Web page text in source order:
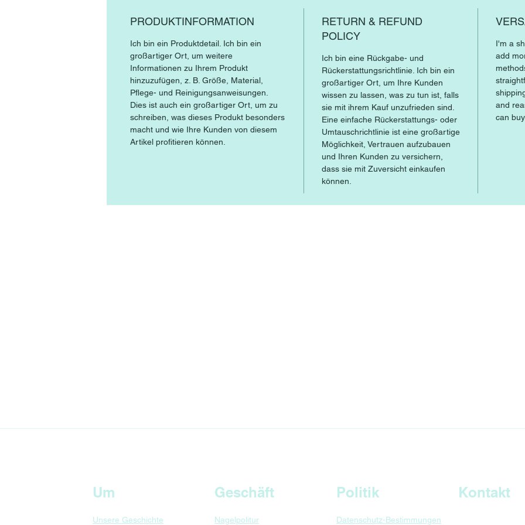
PRODUKTINFORMATION
Ich bin ein Produktdetail. Ich bin ein
großartiger Ort, um weitere
Informationen zu Ihrem Produkt
hinzuzufügen, z. B. Größe, Material,
Pflege- und Reinigungsanweisungen.
Dies ist auch ein großartiger Ort, um zu
schreiben, was dieses Produkt besonders
macht und wie Ihre Kunden von diesem
Artikel profitieren können.
RETURN & REFUND
POLICY
Ich bin eine Rückgabe- und
Rückerstattungsrichtlinie. Ich bin ein
großartiger Ort, um Ihre Kunden
wissen zu lassen, was zu tun ist, falls
sie mit ihrem Kauf unzufrieden sind.
Eine einfache Rückerstattungs- oder
Umtauschrichtlinie ist eine großartige
Möglichkeit, Vertrauen aufzubauen
und Ihren Kunden zu versichern,
dass sie mit Zuversicht einkaufen
können.
I'm a
add
and
can
Um
Unsere Geschichte
Geschäft
Nagelpolitur
Politik
Datenschutz-Bestimmungen
Kontakt